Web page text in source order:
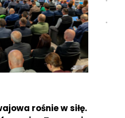
rośnie w siłę.